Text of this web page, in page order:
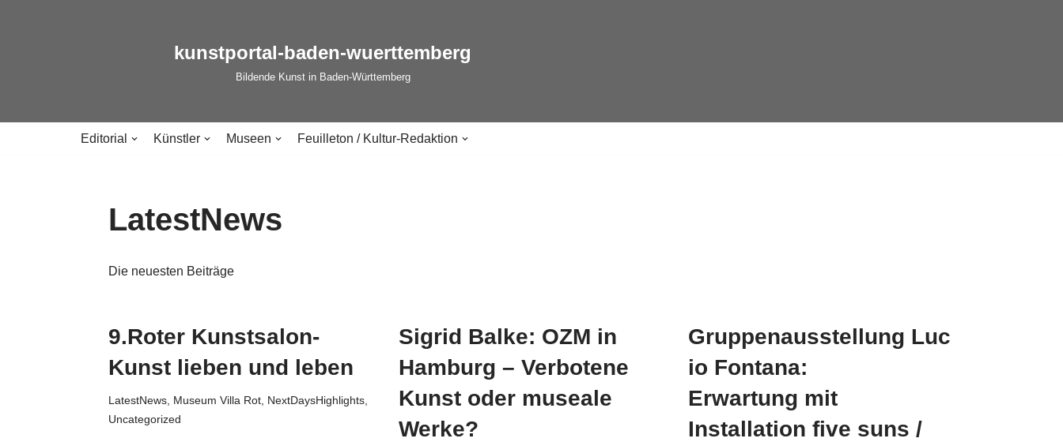
kunstportal-baden-wuerttemberg
Bildende Kunst in Baden-Württemberg
Editorial Künstler Museen Feuilleton / Kultur-Redaktion
LatestNews
Die neuesten Beiträge
9.Roter Kunstsalon-
Kunst lieben und leben
LatestNews Museum Villa Rot NextDaysHighlights
Uncategorized
Sigrid Balke: OZM in
Hamburg – Verbotene
Kunst oder museale
Werke?
Gruppenausstellung Luc
io Fontana:
Erwartung mit
Installation five suns /